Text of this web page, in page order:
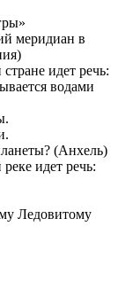
меридиан в
идет речь:
водами
(Анхель)
идет речь:
Ледовитому